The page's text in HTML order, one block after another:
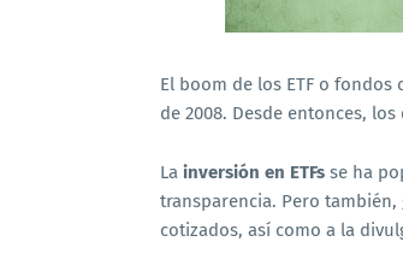
El boom de los ETF o
de 2008. Desde entonces,
La inversión en ETFs se ha
transparencia. Pero
cotizados, así como a la